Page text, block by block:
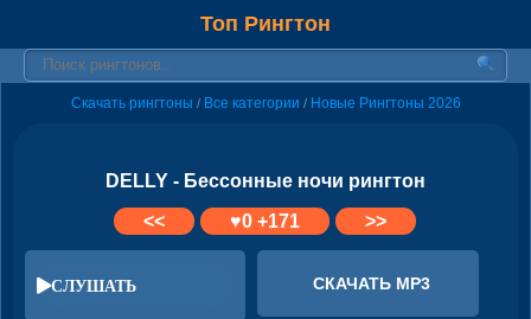
Топ Рингтон
Скачать рингтоны / Все категории / Новые Рингтоны 2026
DELLY - Бессонные ночи рингтон
<<
♥0+171 >>
СЛУШАТЬ СКАЧАТЬ MP3